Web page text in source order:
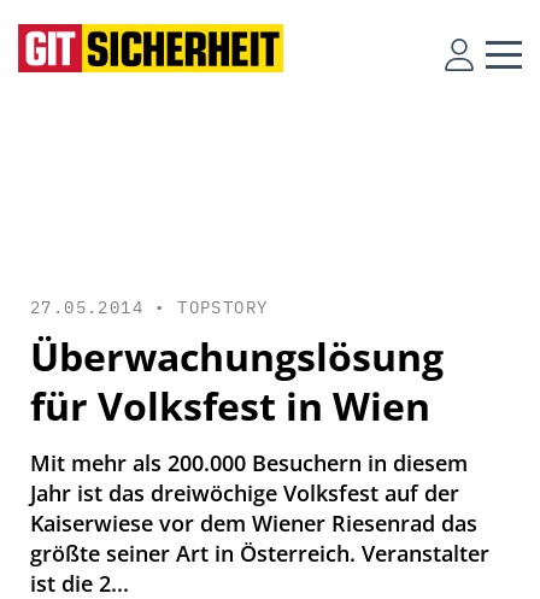
27.05.2014 •TOPSTORY
Überwachungslösung
für Volksfest in Wien
Mit mehr als 200.000 Besuchern in diesem
Jahr ist das dreiwöchige Volksfest auf der
Kaiserwiese vor dem Wiener Riesenrad das
größte seiner Art in Österreich. Veranstalter
ist die 2...